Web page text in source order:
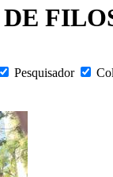
Pesquisador